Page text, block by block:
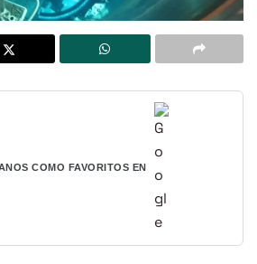
COMO FAVORITOS EN